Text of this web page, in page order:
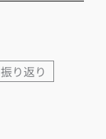
振り返り